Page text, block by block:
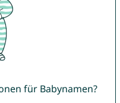
für Babynamen?